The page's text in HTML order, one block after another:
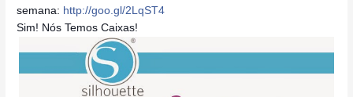
semana: http://goo.gl/2LqST4
Sim! Nós Temos Caixas!